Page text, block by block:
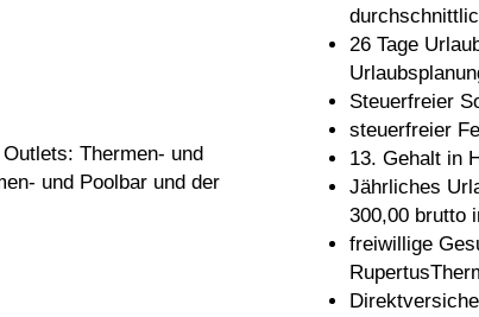
Thermen- und
und Poolbar und der
26 Tage
Steuerfreier
steuerfreier
13. Gehalt in
Jährliches
300,00 brutto
freiwillige